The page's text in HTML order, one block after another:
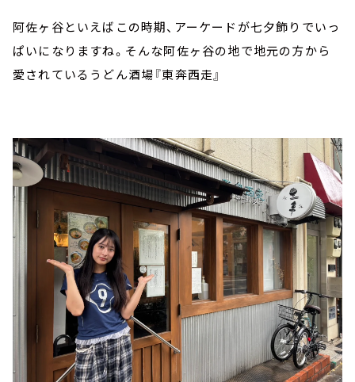
阿佐ヶ谷といえばこの時期、アーケードが七夕飾りでいっ
ぱいになりますね。そんな阿佐ヶ谷の地で地元の方から
愛されているうどん酒場『東奔西走』